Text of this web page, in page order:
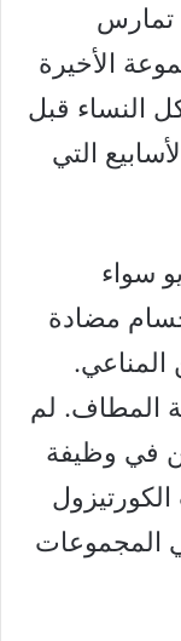
تمارس
الأخيرة
النساء قبل
التي
سواء
مضادة
المناعي.
المطاف. لم
في وظيفة
المجموعات